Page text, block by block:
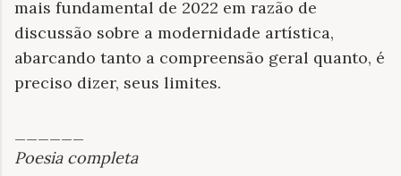
mais fundamental de 2022 em razão de
discussão sobre a modernidade artística,
abarcando tanto a compreensão geral quanto, é
preciso dizer, seus limites.
Poesia completa